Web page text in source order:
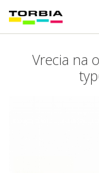
Vrecia na